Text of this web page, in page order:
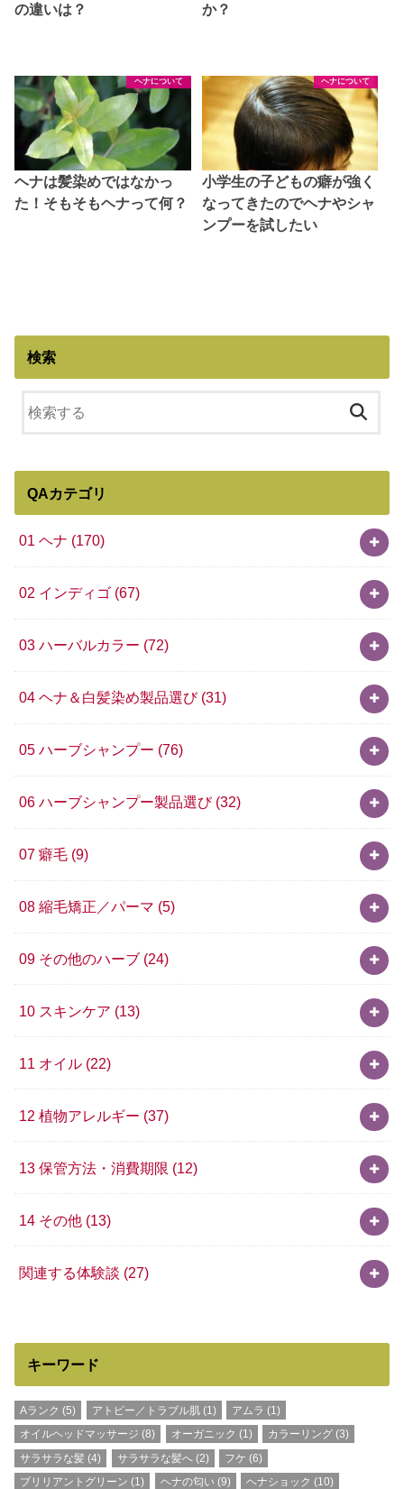
の違いは？
か？
ヘナについて
ヘナは髪染めではなかっ
た！そもそもヘナって何？
ヘナについて
小学生の子どもの癖が強く
なってきたのでヘナやシャ
ンプーを試したい
検索
QAカテゴリ
01 ヘナ (170)
02 インディゴ (67)
03 ハーバルカラー (72)
04 ヘナ＆白髪染め製品選び (31)
05 ハーブシャンプー (76)
06 ハーブシャンプー製品選び (32)
07 癖毛 (9)
08 縮毛矯正／パーマ (5)
09 その他のハーブ (24)
10 スキンケア (13)
11 オイル (22)
12 植物アレルギー (37)
13 保管方法・消費期限 (12)
14 その他 (13)
関連する体験談 (27)
キーワード
Aランク (5) アトピー／トラブル肌(1) アムラ (1)
オイルヘッドマッサージ (8) オーガニック (1) カラーリング(3)
サラサラな髪 (4) サラサラな髪へ(2) フケ (6)
ブリリアントグリーン (1) ヘナの匂い(9) ヘナショック (10)